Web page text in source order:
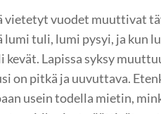
vietetyt vuodet muuttivat
lumi tuli, lumi pysyi, ja kun
kevät. Lapissa syksy
on pitkä ja uuvuttava.
usein todella mietin,